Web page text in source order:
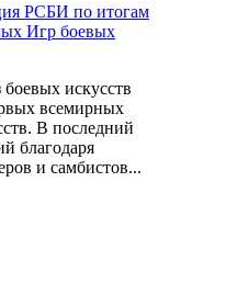
РСБИ по итогам
Игр боевых
искусств
всемирных
В последний
благодаря
и самбистов...